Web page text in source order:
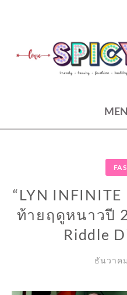
content
“LYN
ท้ายฤดูหนาวปี
Riddle
ธันวาค